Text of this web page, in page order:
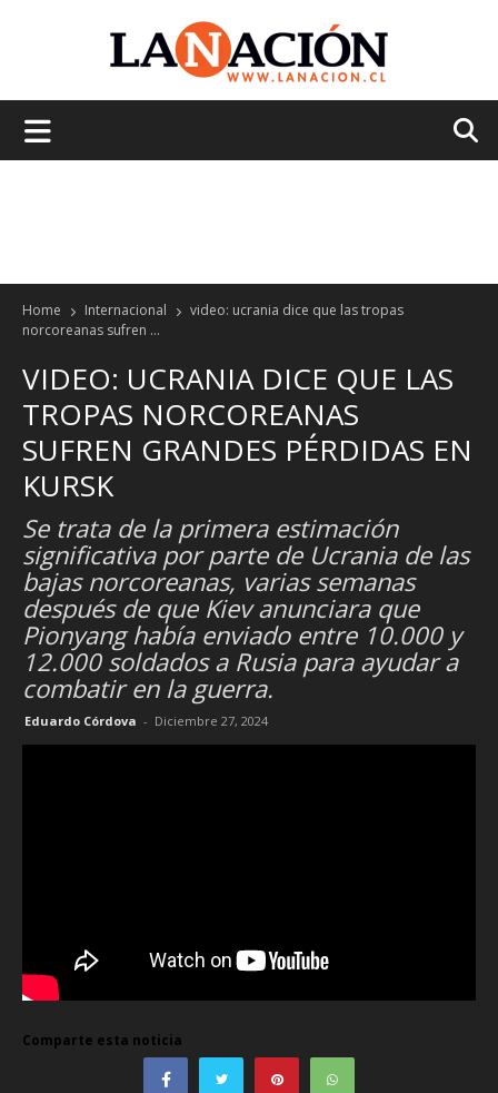
Home Internacional
video: ucrania dice que las tropas
norcoreanas sufren ...
VIDEO: UCRANIA DICE QUE LAS
TROPAS NORCOREANAS
SUFREN GRANDES PÉRDIDAS EN
KURSK
Se trata de la primera estimación
significativa por parte de Ucrania de las
bajas norcoreanas, varias semanas
después de que Kiev anunciara que
Pionyang había enviado entre 10.000 y
12.000 soldados a Rusia para ayudar a
combatir en la guerra.
Eduardo Córdova - Diciembre 27, 2024
Comparte esta noticia